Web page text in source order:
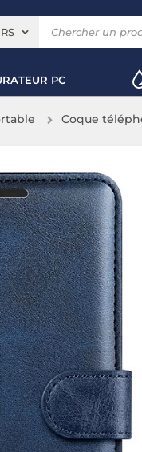
PC
Coque